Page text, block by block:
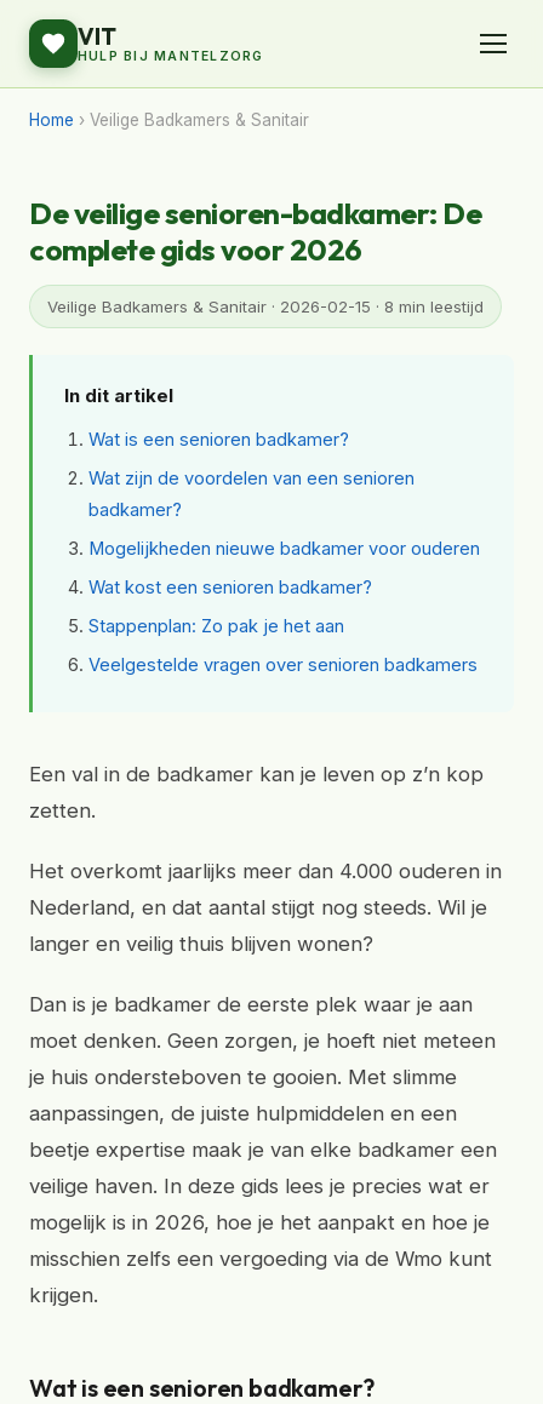
VIT
HULP BIJ MANTELZORG
Home › Veilige Badkamers & Sanitair
De veilige senioren-badkamer: De
complete gids voor 2026
Veilige Badkamers & Sanitair · 2026-02-15 · 8 min leestijd
In dit artikel
Wat is een senioren badkamer?
Wat zijn de voordelen van een senioren
badkamer?
Mogelijkheden nieuwe badkamer voor ouderen
Wat kost een senioren badkamer?
Stappenplan: Zo pak je het aan
Veelgestelde vragen over senioren badkamers
Een val in de badkamer kan je leven op z’n kop
zetten.
Het overkomt jaarlijks meer dan 4.000 ouderen in
Nederland, en dat aantal stijgt nog steeds. Wil je
langer en veilig thuis blijven wonen?
Dan is je badkamer de eerste plek waar je aan
moet denken. Geen zorgen, je hoeft niet meteen
je huis ondersteboven te gooien. Met slimme
aanpassingen, de juiste hulpmiddelen en een
beetje expertise maak je van elke badkamer een
veilige haven. In deze gids lees je precies wat er
mogelijk is in 2026, hoe je het aanpakt en hoe je
misschien zelfs een vergoeding via de Wmo kunt
krijgen.
Wat is een senioren badkamer?